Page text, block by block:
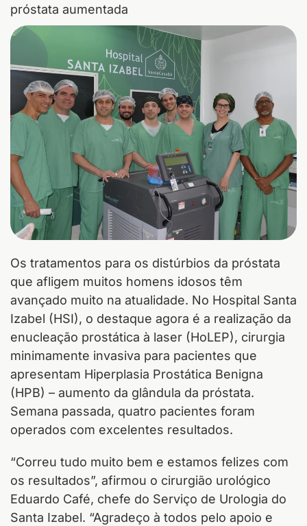
próstata aumentada
Os tratamentos para os distúrbios da próstata
que afligem muitos homens idosos têm
avançado muito na atualidade. No Hospital Santa
Izabel (HSI), o destaque agora é a realização da
enucleação prostática à laser (HoLEP), cirurgia
minimamente invasiva para pacientes que
apresentam Hiperplasia Prostática Benigna
(HPB) – aumento da glândula da próstata.
Semana passada, quatro pacientes foram
operados com excelentes resultados.
“Correu tudo muito bem e estamos felizes com
os resultados”, afirmou o cirurgião urológico
Eduardo Café, chefe do Serviço de Urologia do
Santa Izabel. “Agradeço à todos pelo apoio e